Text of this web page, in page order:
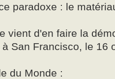
paradoxe : le
vient d'en faire la
San Francisco, le 16
du Monde :